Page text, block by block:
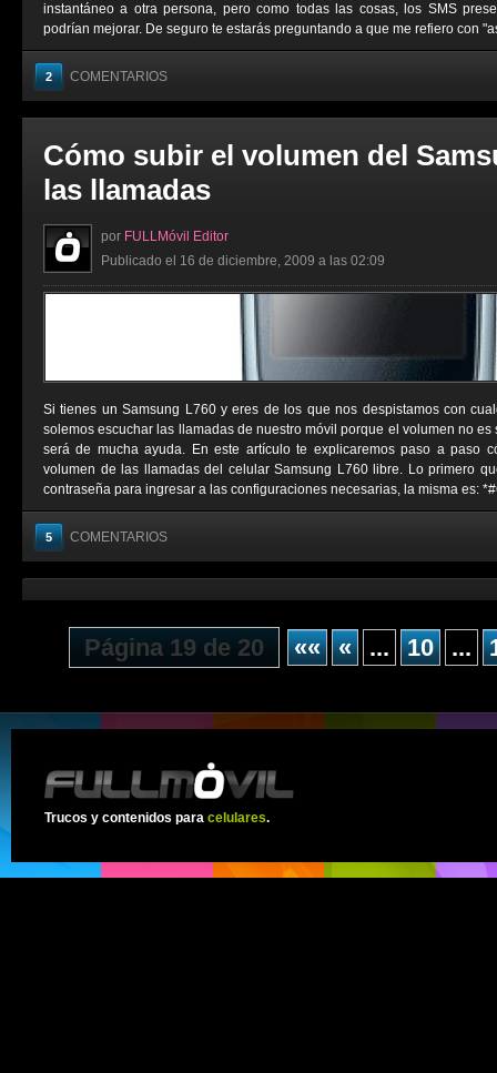
instantáneo a otra persona, pero como todas las cosas, los SMS
podrían mejorar. De seguro te estarás preguntando a que me refiero con
2 COMENTARIOS
Cómo subir el volumen del
las llamadas
por FULLMóvil Editor
Publicado el 16 de diciembre, 2009 a las 02:09
Si tienes un Samsung L760 y eres de los que nos despistamos con
solemos escuchar las llamadas de nuestro móvil porque el volumen no
será de mucha ayuda. En este artículo te explicaremos paso a paso
volumen de las llamadas del celular Samsung L760 libre. Lo primero
contraseña para ingresar a las configuraciones necesarias, la misma es:
5 COMENTARIOS
Página 19 de 20 «« « ... 10 ...
Trucos y contenidos para celulares.